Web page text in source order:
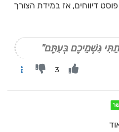
דיווחים, אז במידת הצורך
גִּשְׁמֵיכֶם בְּעִתָּם"
3